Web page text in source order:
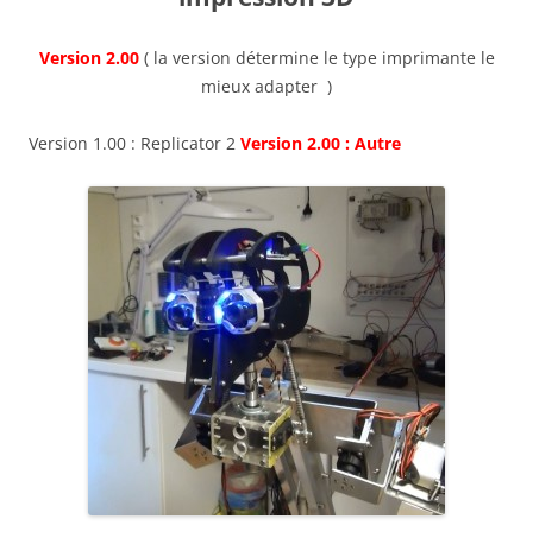
Version 2.00 ( la version détermine le type imprimante le
mieux adapter )
Version 1.00 : Replicator 2 Version 2.00 : Autre